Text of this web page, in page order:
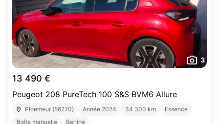
3
13 490 €
Peugeot 208 PureTech 100 S&S BVM6 Allure
Ploemeur (56270) Année 2024 34 300 km
Essence
Boîte manuelle
Berline